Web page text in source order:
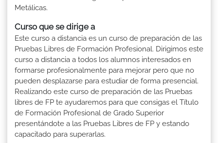
Metálicas.
Curso que se dirige a
Este curso a distancia es un curso de preparación de las
Pruebas Libres de Formación Profesional. Dirigimos este
curso a distancia a todos los alumnos interesados en
formarse profesionalmente para mejorar pero que no
pueden desplazarse para estudiar de forma presencial.
Realizando este curso de preparación de las Pruebas
libres de FP te ayudaremos para que consigas el Título
de Formación Profesional de Grado Superior
presentándote a las Pruebas Libres de FP y estando
capacitado para superarlas.